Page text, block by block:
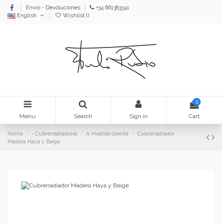
Envío - Devoluciones
+34 661383341
English
Wishlist ()
Menu Search Sign in
0
Cart
Home - Cubrerradiadores A medida cliente
Cubrerradiador
Madera Haya y Beige